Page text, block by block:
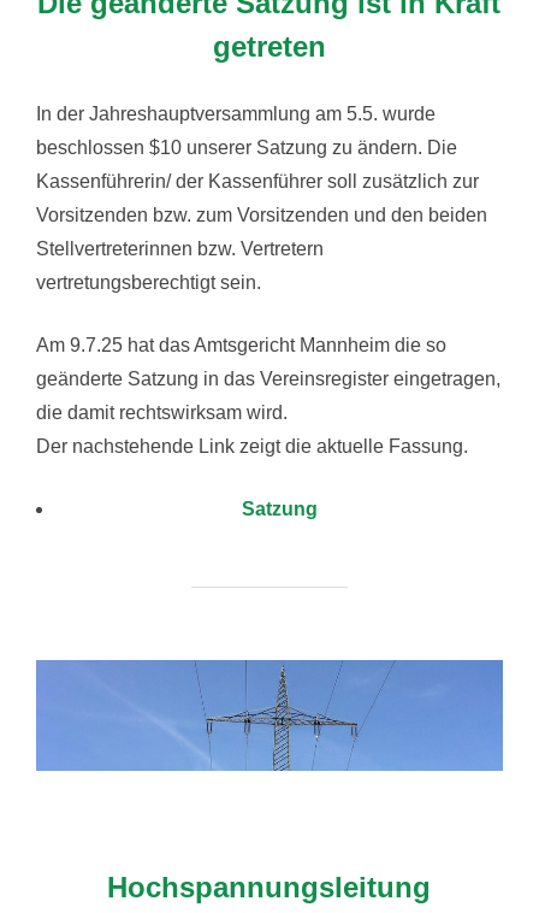
getreten
In der Jahreshauptversammlung am 5.5. wurde
beschlossen $10 unserer Satzung zu ändern. Die
Kassenführerin/ der Kassenführer soll zusätzlich zur
Vorsitzenden bzw. zum Vorsitzenden und den beiden
Stellvertreterinnen bzw. Vertretern
vertretungsberechtigt sein.
Am 9.7.25 hat das Amtsgericht Mannheim die so
geänderte Satzung in das Vereinsregister eingetragen,
die damit rechtswirksam wird.
Der nachstehende Link zeigt die aktuelle Fassung.
Satzung
Hochspannungsleitung